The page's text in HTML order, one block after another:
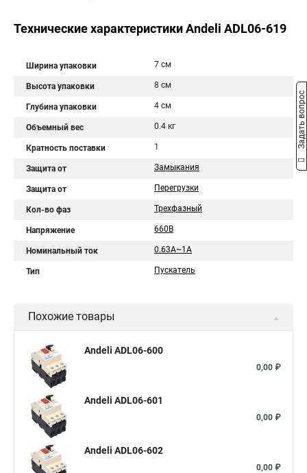
Технические характеристики Andeli ADL06-619
Ширина упаковки 7 см
Высота упаковки 8 см
Глубина упаковки 4 см
Объемный вес 0.4 кг
Кратность поставки 1
Защита от Замыкания
Защита от Перегрузки
Кол-во фаз Трехфазный
Напряжение 660В
Номинальный ток 0.63A~1A
Тип Пускатель
Похожие товары
Andeli ADL06-600
0,00 ₽
Andeli ADL06-601
0,00 ₽
Andeli ADL06-602
0,00 ₽
Задать вопрос